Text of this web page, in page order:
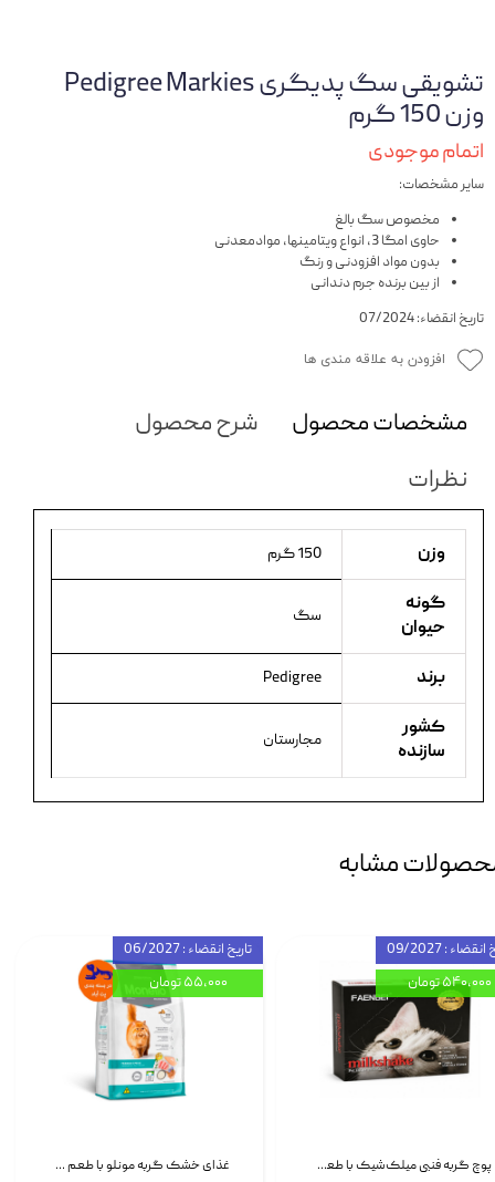
تشویقی سگ پدیگری Pedigree Markies
وزن 150 گرم
اتمام موجودی
سایر مشخصات:
مخصوص سگ بالغ
حاوی امگا 3، انواع ویتامینها، موادمعدنی
بدون مواد افزودنی و رنگ
از بین برنده جرم دندانی
تاریخ انقضاء: 07/2024
افزودن به علاقه مندی ها
مشخصات محصول
شرح محصول
نظرات
وزن 150 گرم
گونه
حیوان
سگ
برند Pedigree
کشور
سازنده
مجارستان
مشابه
غذای خشک گربه مونلو با طعم گوشت پرندگان و ماهی سالمون Monello Adult Hairball Control وزن 1 کیلوگرم
تاریخ انقضاء : 06/2027
۵۵,۰۰۰ تومان
پوچ گربه فنبی میلک‌شیک با طعم مرغ Faenbei Cat Milk Shake Pouch بسته 12 عددی
: 09/2027
۵۴۰,۰۰۰ تومان